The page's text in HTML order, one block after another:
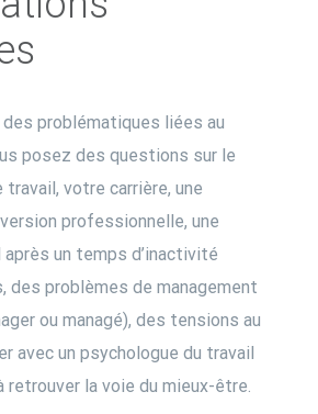
problématiques liées au
posez des questions sur le
votre carrière, une
professionnelle, une
un temps d’inactivité
des problèmes de management
ou managé), des tensions au
avec un psychologue du travail
retrouver la voie du mieux-être.